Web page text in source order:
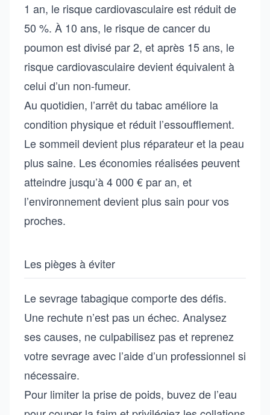
1 an, le risque cardiovasculaire est réduit de
50 %. À 10 ans, le risque de cancer du
poumon est divisé par 2, et après 15 ans, le
risque cardiovasculaire devient équivalent à
celui d’un non-fumeur.
Au quotidien, l’arrêt du tabac améliore la
condition physique et réduit l’essoufflement.
Le sommeil devient plus réparateur et la peau
plus saine. Les économies réalisées peuvent
atteindre jusqu’à 4 000 € par an, et
l’environnement devient plus sain pour vos
proches.
Les pièges à éviter
Le sevrage tabagique comporte des défis.
Une rechute n’est pas un échec. Analysez
ses causes, ne culpabilisez pas et reprenez
votre sevrage avec l’aide d’un professionnel si
nécessaire.
Pour limiter la prise de poids, buvez de l’eau